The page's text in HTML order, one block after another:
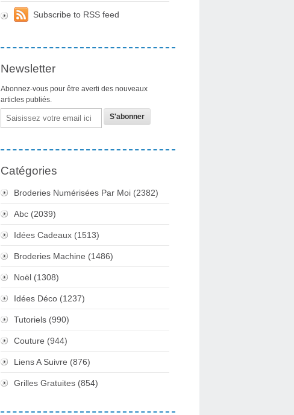
Subscribe to RSS feed
Newsletter
Abonnez-vous pour être averti des nouveaux
articles publiés.
Email
Catégories
Broderies Numérisées Par Moi (2382)
Abc (2039)
Idées Cadeaux (1513)
Broderies Machine (1486)
Noël (1308)
Idées Déco (1237)
Tutoriels (990)
Couture (944)
Liens A Suivre (876)
Grilles Gratuites (854)